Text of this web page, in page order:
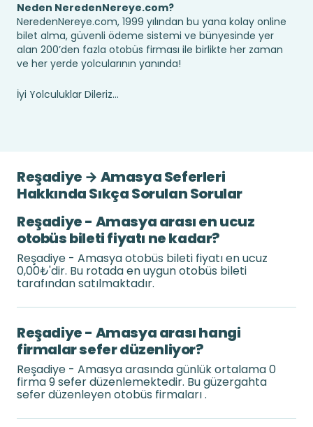
Neden NeredenNereye.com?
NeredenNereye.com, 1999 yılından bu yana kolay online
bilet alma, güvenli ödeme sistemi ve bünyesinde yer
alan 200’den fazla otobüs firması ile birlikte her zaman
ve her yerde yolcularının yanında!
İyi Yolculuklar Dileriz...
Reşadiye → Amasya Seferleri
Hakkında Sıkça Sorulan Sorular
Reşadiye - Amasya arası en ucuz
otobüs bileti fiyatı ne kadar?
Reşadiye - Amasya otobüs bileti fiyatı en ucuz
0,00₺'dir. Bu rotada en uygun otobüs bileti
tarafından satılmaktadır.
Reşadiye - Amasya arası hangi
firmalar sefer düzenliyor?
Reşadiye - Amasya arasında günlük ortalama 0
firma 9 sefer düzenlemektedir. Bu güzergahta
sefer düzenleyen otobüs firmaları .